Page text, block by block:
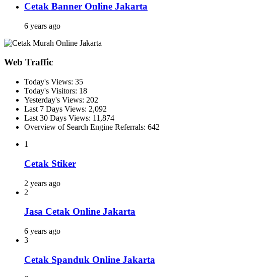
Cetak Banner Online Jakarta
6 years ago
Web Traffic
Today's Views: 35
Today's Visitors: 18
Yesterday's Views: 202
Last 7 Days Views: 2,092
Last 30 Days Views: 11,874
Overview of Search Engine Referrals: 642
1
Cetak Stiker
2 years ago
2
Jasa Cetak Online Jakarta
6 years ago
3
Cetak Spanduk Online Jakarta